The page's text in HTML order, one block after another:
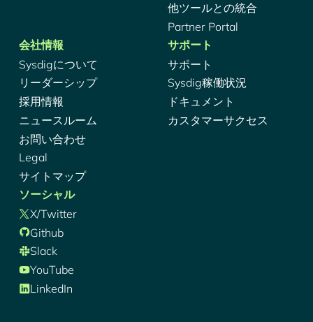
他ツールとの統合
Partner Portal
会社情報
Sysdigについて
リーダーシップ
採用情報
ニュースルーム
お問い合わせ
Legal
サイトマップ
サポート
サポート
Sysdig稼働状況
ドキュメント
カスタマーサクセス
ソーシャル
X/Twitter
Github
Slack
YouTube
LinkedIn